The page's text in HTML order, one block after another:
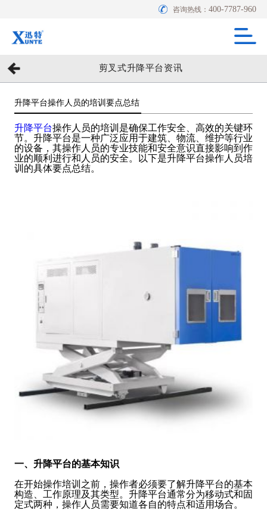
咨询热线：400-7787-960
剪叉式升降平台资讯
升降平台操作人员的培训要点总结
升降平台操作人员的培训是确保工作安全、高效的关键环
节。升降平台是一种广泛应用于建筑、物流、维护等行业
的设备，其操作人员的专业技能和安全意识直接影响到作
业的顺利进行和人员的安全。以下是升降平台操作人员培
训的具体要点总结。
一、升降平台的基本知识
在开始操作培训之前，操作者必须要了解升降平台的基本
构造、工作原理及其类型。升降平台通常分为移动式和固
定式两种，操作人员需要知道各自的特点和适用场合。